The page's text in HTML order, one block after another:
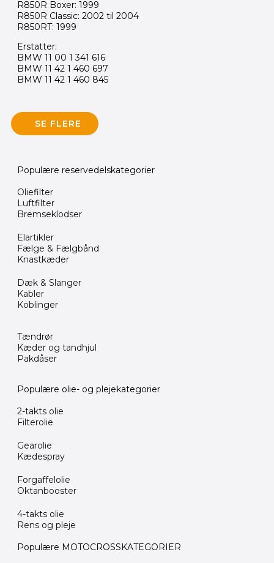
R850R Boxer: 1999
R850R Classic: 2002 til 2004
R850RT: 1999
Erstatter:
BMW 11 00 1 341 616
BMW 11 42 1 460 697
BMW 11 42 1 460 845
SE FLERE
Populære reservedelskategorier
Oliefilter
Luftfilter
Bremseklodser
Elartikler
Fælge & Fælgbånd
Knastkæder
Dæk & Slanger
Kabler
Koblinger
Tændrør
Kæder og tandhjul
Pakdåser
Populære olie- og plejekategorier
2-takts olie
Filterolie
Gearolie
Kædespray
Forgaffelolie
Oktanbooster
4-takts olie
Rens og pleje
Populære MOTOCROSSKATEGORIER